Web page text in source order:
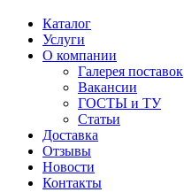
Каталог
Услуги
О компании
Галерея поставок
Вакансии
ГОСТЫ и ТУ
Статьи
Доставка
Отзывы
Новости
Контакты